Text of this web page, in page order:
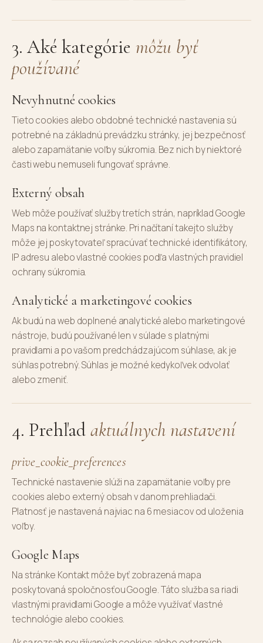
3. Aké kategórie môžu byť
používané
Nevyhnutné cookies
Tieto cookies alebo obdobné technické nastavenia sú
potrebné na základnú prevádzku stránky, jej bezpečnosť
alebo zapamätanie voľby súkromia. Bez nich by niektoré
časti webu nemuseli fungovať správne.
Externý obsah
Web môže používať služby tretích strán, napríklad Google
Maps na kontaktnej stránke. Pri načítaní takejto služby
môže jej poskytovateľ spracúvať technické identifikátory,
IP adresu alebo vlastné cookies podľa vlastných pravidiel
ochrany súkromia.
Analytické a marketingové cookies
Ak budú na web doplnené analytické alebo marketingové
nástroje, budú používané len v súlade s platnými
pravidlami a po vašom predchádzajúcom súhlase, ak je
súhlas potrebný. Súhlas je možné kedykoľvek odvolať
alebo zmeniť.
4. Prehľad aktuálnych nastavení
prive_cookie_preferences
Technické nastavenie slúži na zapamätanie voľby pre
cookies alebo externý obsah v danom prehliadači.
Platnosť je nastavená najviac na 6 mesiacov od uloženia
voľby.
Google Maps
Na stránke Kontakt môže byť zobrazená mapa
poskytovaná spoločnosťou Google. Táto služba sa riadi
vlastnými pravidlami Google a môže využívať vlastné
technológie alebo cookies.